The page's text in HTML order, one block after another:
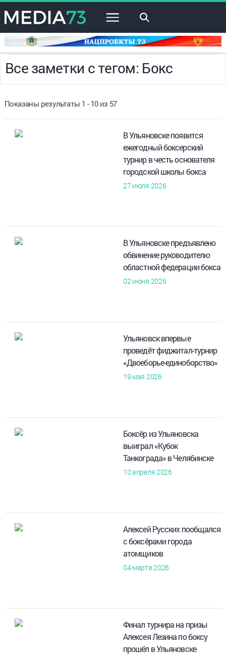
×
Все заметки с тегом: Бокс
Показаны результаты 1 - 10 из 57
В Ульяновске появится
ежегодный боксерский
турнир в честь основателя
городской школы бокса
27 июля 2026
В Ульяновске предъявлено
обвинение руководителю
областной федерации бокса
02 июня 2026
Ульяновск впервые
проведёт фиджитал-турнир
«Двоеборье-единоборство»
19 мая 2026
Боксёр из Ульяновска
выиграл «Кубок
Танкограда» в Челябинске
10 апреля 2026
Алексей Русских пообщался
с боксёрами города
атомщиков
04 марта 2026
Финал турнира на призы
Алексея Лезина по боксу
прошёл в Ульяновске